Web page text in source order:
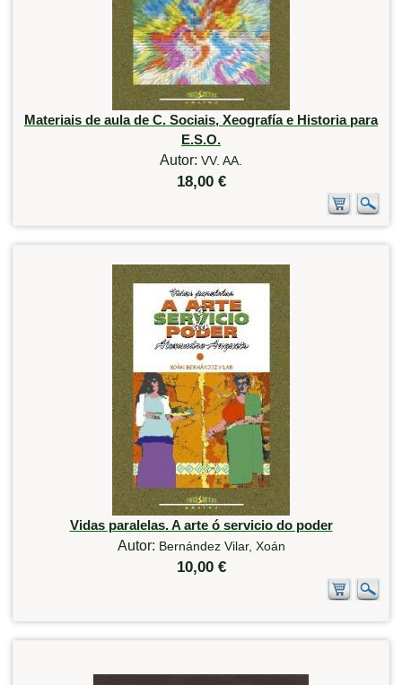
Materiais de aula de C. Sociais, Xeografía e Historia para
E.S.O.
Autor: VV. AA.
18,00 €
Vidas paralelas. A arte ó servicio do poder
Autor: Bernández Vilar, Xoán
10,00 €